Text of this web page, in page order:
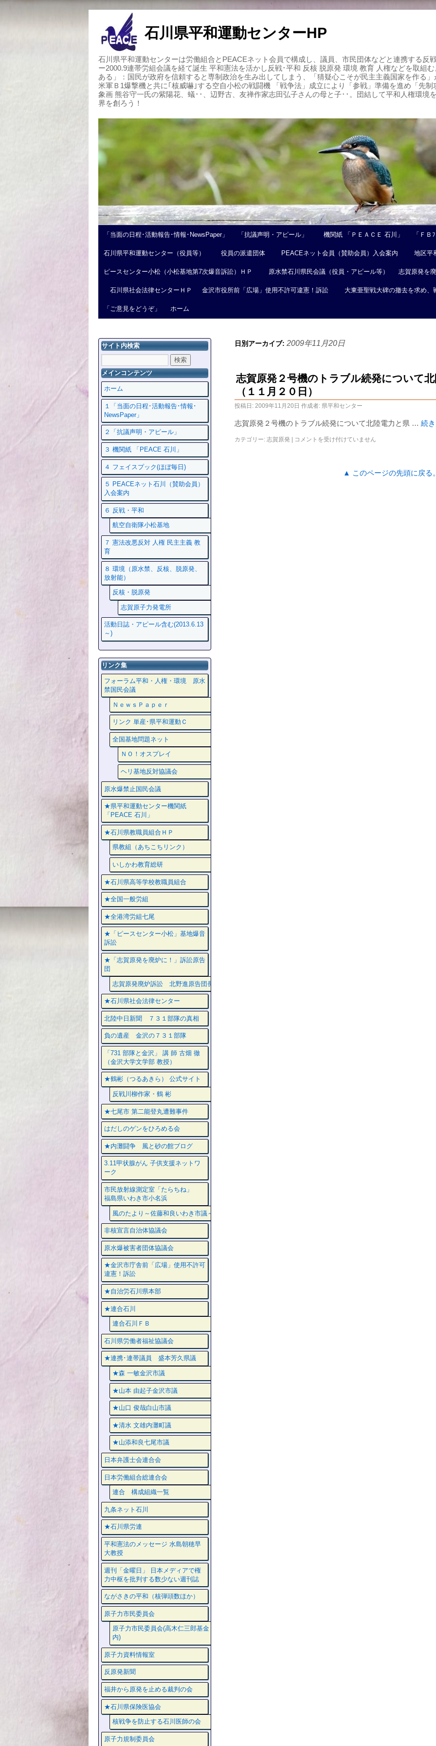
石川県平和運動センターHP
石川県平和運動センターは労働組合とPEACEネット会員で構成し、議員、市民団体などと連携する反
ー2000.9連帯労組会議を経て誕生 平和憲法を活かし反戦･平和 反核 脱原発 環境 教育 人権などを取組
ある」：国民が政府を信頼すると専制政治を生み出してしまう、「猜疑心こそが民主主義国家を作る
米軍Ｂ1爆撃機と共に｢核威嚇｣する空自小松の戦闘機 「戦争法」成立により「参戦」準備を進め「先
象画 熊谷守一氏の紫陽花、蟻･･、辺野古、友禅作家志田弘子さんの母と子･･。団結して平和人権環境
界を創ろう！
「当面の日程･活動報告･情報･NewsPaper」 「抗議声明・アピール」 機関紙 「ＰＥＡＣＥ 石川」 「ＦＢ
石川県平和運動センター（役員等） 役員の派遣団体 PEACEネット会員（賛助会員）入会案内 地区平
ピースセンター小松（小松基地第7次爆音訴訟）ＨＰ 原水禁石川県民会議（役員・アピール等） 志賀原発を
石川県社会法律センターＨＰ 金沢市役所前「広場」使用不許可違憲！訴訟 大東亜聖戦大碑の撤去を求め、
「ご意見をどうぞ」 ホーム
日別アーカイブ: 2009年11月20日
志賀原発２号機のトラブル続発について
（１１月２０日）
投稿日: 2009年11月20日 作成者: 県平和センター
志賀原発２号機のトラブル続発について北陸電力と県 … 続
カテゴリー: 志賀原発 コメントを受け付けていません
▲ このページの先頭に戻
サイト内検索
メインコンテンツ
ホーム
１「当面の日程･活動報告･情報･
NewsPaper」
２「抗議声明・アピール」
３ 機関紙 「PEACE 石川」
４ フェイスプック(ほぼ毎日)
５ PEACEネット石川（賛助会員）
入会案内
６ 反戦・平和
航空自衛隊小松基地
７ 憲法改悪反対 人権 民主主義 教
育
８ 環境（原水禁、反核、脱原発、
放射能）
反核・脱原発
志賀原子力発電所
活動日誌・アピール含む(2013.6.13
～)
リンク集
フォーラム平和・人権・環境 原水
禁国民会議
ＮｅｗｓＰａｐｅｒ
リンク 単産･県平和運動Ｃ
全国基地問題ネット
ＮＯ！オスプレイ
ヘリ基地反対協議会
原水爆禁止国民会議
★県平和運動センター機関紙
「PEACE 石川」
★石川県教職員組合ＨＰ
県教組（あちこちリンク）
いしかわ教育総研
★石川県高等学校教職員組合
★全国一般労組
★全港湾労組七尾
★「ピースセンター小松」基地爆音
訴訟
★「志賀原発を廃炉に！」訴訟原告
団
志賀原発廃炉訴訟 北野進原告団長
★石川県社会法律センター
北陸中日新聞 ７３１部隊の真相
負の遺産 金沢の７３１部隊
「731 部隊と金沢」 講 師 古畑 徹
（金沢大学文学部 教授）
★鶴彬（つるあきら） 公式サイト
反戦川柳作家・鶴 彬
★七尾市 第二能登丸遭難事件
はだしのゲンをひろめる会
★内灘闘争 風と砂の館ブログ
3.11甲状腺がん 子供支援ネットワ
ーク
市民放射線測定室「たらちね」
福島県いわき市小名浜
風のたより～佐藤和良いわき市議～
非核宣言自治体協議会
原水爆被害者団体協議会
★金沢市庁舎前「広場」使用不許可
違憲！訴訟
★自治労石川県本部
★連合石川
連合石川ＦＢ
石川県労働者福祉協議会
★連携･連帯議員 盛本芳久県議
★森 一敏金沢市議
★山本 由起子金沢市議
★山口 俊哉白山市議
★清水 文雄内灘町議
★山添和良七尾市議
日本弁護士会連合会
日本労働組合総連合会
連合 構成組織一覧
九条ネット石川
★石川県労連
平和憲法のメッセージ 水島朝穂早
大教授
週刊「金曜日」 日本メディアで権
力中枢を批判する数少ない週刊誌
ながさきの平和（核弾頭数ほか）
原子力市民委員会
原子力市民委員会(高木仁三郎基金
内)
原子力資料情報室
反原発新聞
福井から原発を止める裁判の会
★石川県保険医協会
核戦争を防止する石川医師の会
原子力規制委員会